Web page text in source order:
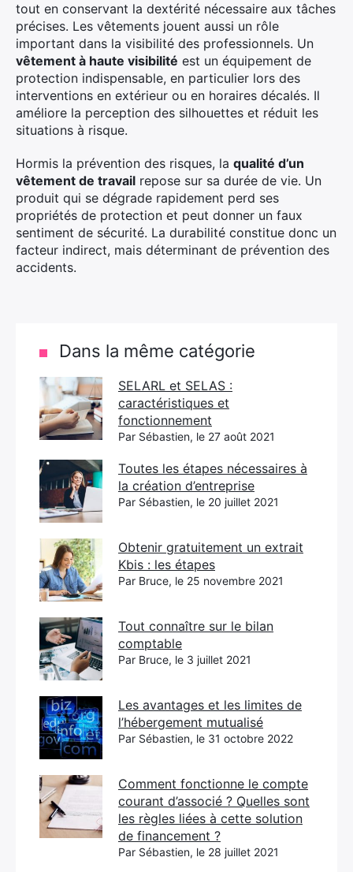
tout en conservant la dextérité nécessaire aux tâches
précises. Les vêtements jouent aussi un rôle
important dans la visibilité des professionnels. Un
vêtement à haute visibilité est un équipement de
protection indispensable, en particulier lors des
interventions en extérieur ou en horaires décalés. Il
améliore la perception des silhouettes et réduit les
situations à risque.
Hormis la prévention des risques, la qualité d’un
vêtement de travail repose sur sa durée de vie. Un
produit qui se dégrade rapidement perd ses
propriétés de protection et peut donner un faux
sentiment de sécurité. La durabilité constitue donc un
facteur indirect, mais déterminant de prévention des
accidents.
Dans la même catégorie
SELARL et SELAS :
caractéristiques et
fonctionnement
Par Sébastien, le 27 août 2021
Toutes les étapes nécessaires à
la création d’entreprise
Par Sébastien, le 20 juillet 2021
Obtenir gratuitement un extrait
Kbis : les étapes
Par Bruce, le 25 novembre 2021
Tout connaître sur le bilan
comptable
Par Bruce, le 3 juillet 2021
Les avantages et les limites de
l’hébergement mutualisé
Par Sébastien, le 31 octobre 2022
Comment fonctionne le compte
courant d’associé ? Quelles sont
les règles liées à cette solution
de financement ?
Par Sébastien, le 28 juillet 2021